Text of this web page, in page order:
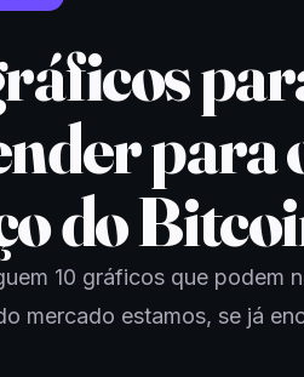
para
do
10 gráficos que podem
mercado estamos, se já